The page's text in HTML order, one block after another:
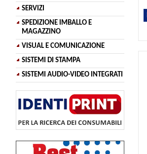
SERVIZI
SPEDIZIONE IMBALLO E
MAGAZZINO
VISUAL E COMUNICAZIONE
SISTEMI DI STAMPA
SISTEMI AUDIO-VIDEO INTEGRATI